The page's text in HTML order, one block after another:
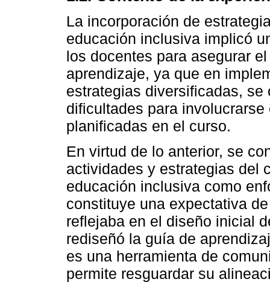
La incorporación de
educación inclusiva implicó
los docentes para asegurar
aprendizaje, ya que en
estrategias diversificadas,
dificultades para
planificadas en el curso.
En virtud de lo anterior, se
actividades y estrategias del
educación inclusiva como
constituye una expectativa
reflejaba en el diseño inicial
rediseñó la guía de
es una herramienta de
permite resguardar su